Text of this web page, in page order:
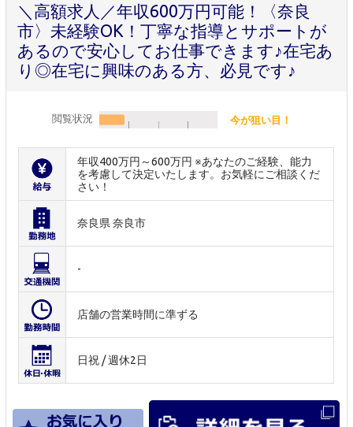
＼高額求人／年収600万円可能！〈奈良
市〉未経験OK！丁寧な指導とサポートが
あるので安心してお仕事できます♪在宅あ
り◎在宅に興味のある方、必見です♪
閲覧状況 今が狙い目！
年収400万円～600万円 ※あなたのご経験、能力
を考慮して決定いたします。お気軽にご相談くだ
さい！
奈良県 奈良市
-
店舗の営業時間に準ずる
日祝 / 週休2日